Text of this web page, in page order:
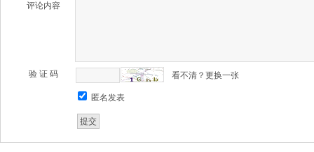
评论内容
验 证 码 看不清？更换一张
匿名发表